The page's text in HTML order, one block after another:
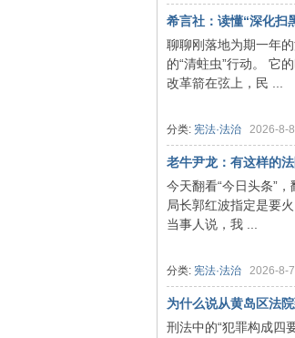
希言社：读懂“深化扫
聊聊刚落地为期一年
的“清蛀虫”行动。 它
改革箭在弦上，民 ...
分类: 宪法·法治 2026-8-
老牛尹龙：有这样的
今天翻看“今日头条”
局长郭红波指定是要
当事人说，我 ...
分类: 宪法·法治 2026-8-
为什么说从黄岛区法
刑法中的“犯罪构成四